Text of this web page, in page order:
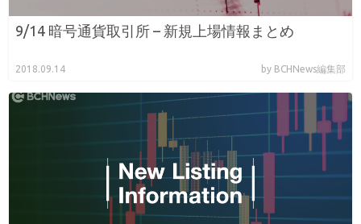
9/14 暗号通貨取引所 – 新規上場情報まとめ
2018.09.14 by BCHNews編集部